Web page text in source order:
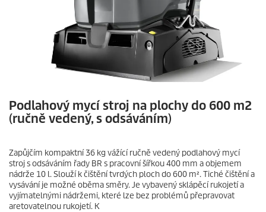
Podlahový mycí stroj na plochy do 600 m2
(ručně vedený, s odsáváním)
Zapůjčím kompaktní 36 kg vážící ručně vedený podlahový mycí
stroj s odsáváním řady BR s pracovní šířkou 400 mm a objemem
nádrže 10 l. Slouží k čištění tvrdých ploch do 600 m². Tiché čištění a
vysávání je možné oběma směry. Je vybavený sklápěcí rukojetí a
vyjímatelnými nádržemi, které lze bez problémů přepravovat
aretovatelnou rukojetí. K